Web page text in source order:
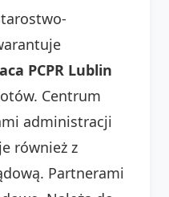
PCPR Lublin
Centrum
administracji
również z
Partnerami